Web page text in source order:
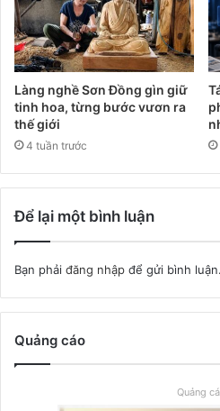
Làng nghề Sơn Đồng gìn giữ
tinh hoa, từng bước vươn ra
thế giới
4 tuần trước
Để lại một bình luận
Bạn phải đăng nhập để gửi bình luận.
Quảng cáo
Quảng